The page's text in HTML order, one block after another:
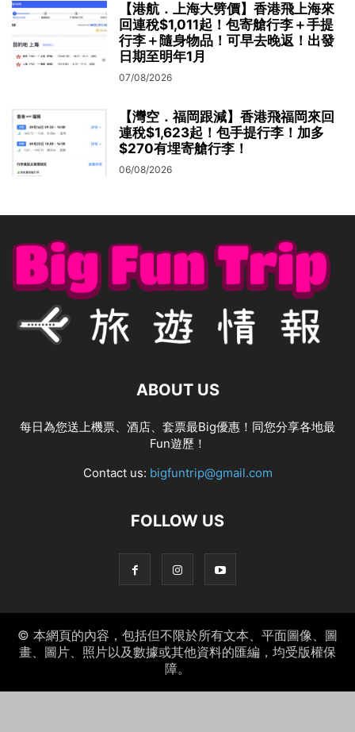
【港航．上海大劈價】香港飛上海來
回連稅$1,011起！包寄艙行李＋手提
行李＋隨身物品！可早去晚返！出發
日期至明年1月
07/08/2026
【灣空．福岡跟減】香港飛福岡來回
連稅$1,623起！包手提行李！加多
$270有埋寄艙行李！
06/08/2026
ABOUT US
每日為您送上機票、酒店、套票最Big優惠！同您分享各地最
Fun遊歷！
Contact us: bigfuntrip@gmail.com
FOLLOW US
© 本網頁的內容，包括但不限於所有文本、平面圖像、圖
畫、圖片、照片以及數據或其他資料的匯編，均受版權保
障。